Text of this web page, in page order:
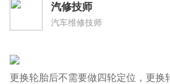
汽修技师
汽车维修技师
更换轮胎后不需要做四轮定位，更换